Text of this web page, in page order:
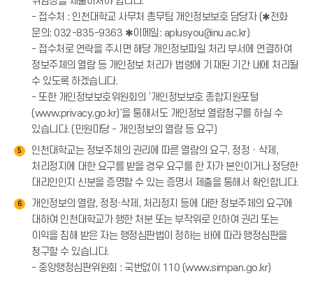
- 접수처 : 인천대학교 사무처 총무팀 개인정보보호 담당자 (✱전화
문의: 032-835-9363 ✱이메일: aplusyou@inu.ac.kr)
- 접수처로 연락을 주시면 해당 개인정보파일 처리 부서에 연결하여
정보주체의 열람 등 개인정보 처리가 법령에 기재된 기간 내에 처리될
수 있도록 하겠습니다.
- 또한 개인정보보호위원회의 ‘개인정보보호 종합지원포털
(www.privacy.go.kr)’을 통해서도 개인정보 열람청구를 하실 수
있습니다. (민원마당 - 개인정보의 열람 등 요구)
5
인천대학교는 정보주체의 권리에 따른 열람의 요구, 정정ㆍ삭제,
처리정지에 대한 요구를 받을 경우 요구를 한 자가 본인이거나 정당한
대리인인지 신분을 증명할 수 있는 증명서 제출을 통해서 확인합니다.
6
개인정보의 열람, 정정·삭제, 처리정지 등에 대한 정보주체의 요구에
대하여 인천대학교가 행한 처분 또는 부작위로 인하여 권리 또는
이익을 침해 받은 자는 행정심판법이 정하는 바에 따라 행정심판을
청구할 수 있습니다.
- 중앙행정심판위원회 : 국번없이 110 (www.simpan.go.kr)